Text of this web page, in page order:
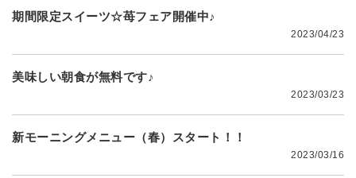
期間限定スイーツ☆苺フェア開催中♪
2023/04/23
美味しい朝食が無料です♪
2023/03/23
新モーニングメニュー（春）スタート！！
2023/03/16